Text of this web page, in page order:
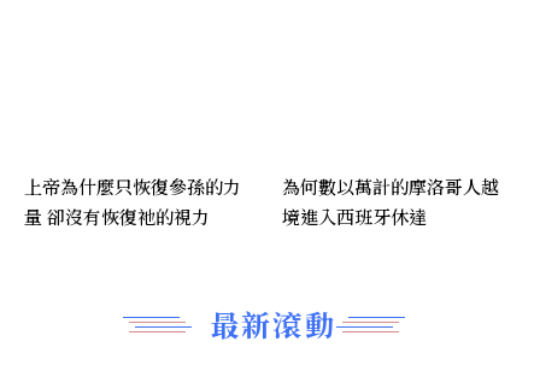
最新滾動
上帝為什麼只恢復參孫的力
量 卻沒有恢復祂的視力
為何數以萬計的摩洛哥人越
境進入西班牙休達